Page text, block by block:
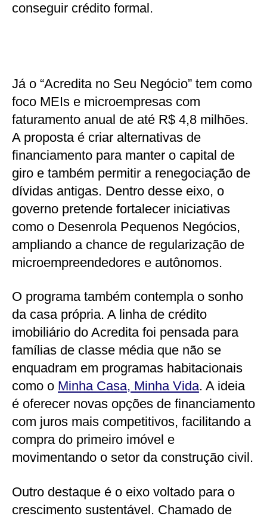
conseguir crédito formal.
Já o “Acredita no Seu Negócio” tem como
foco MEIs e microempresas com
faturamento anual de até R$ 4,8 milhões.
A proposta é criar alternativas de
financiamento para manter o capital de
giro e também permitir a renegociação de
dívidas antigas. Dentro desse eixo, o
governo pretende fortalecer iniciativas
como o Desenrola Pequenos Negócios,
ampliando a chance de regularização de
microempreendedores e autônomos.
O programa também contempla o sonho
da casa própria. A linha de crédito
imobiliário do Acredita foi pensada para
famílias de classe média que não se
enquadram em programas habitacionais
como o Minha Casa, Minha Vida. A ideia
é oferecer novas opções de financiamento
com juros mais competitivos, facilitando a
compra do primeiro imóvel e
movimentando o setor da construção civil.
Outro destaque é o eixo voltado para o
crescimento sustentável. Chamado de